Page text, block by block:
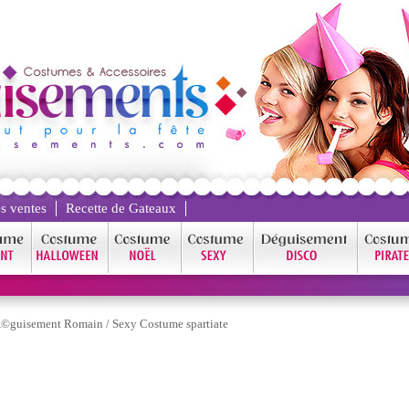
ventes Recette de Gateaux
Romain / Sexy Costume spartiate